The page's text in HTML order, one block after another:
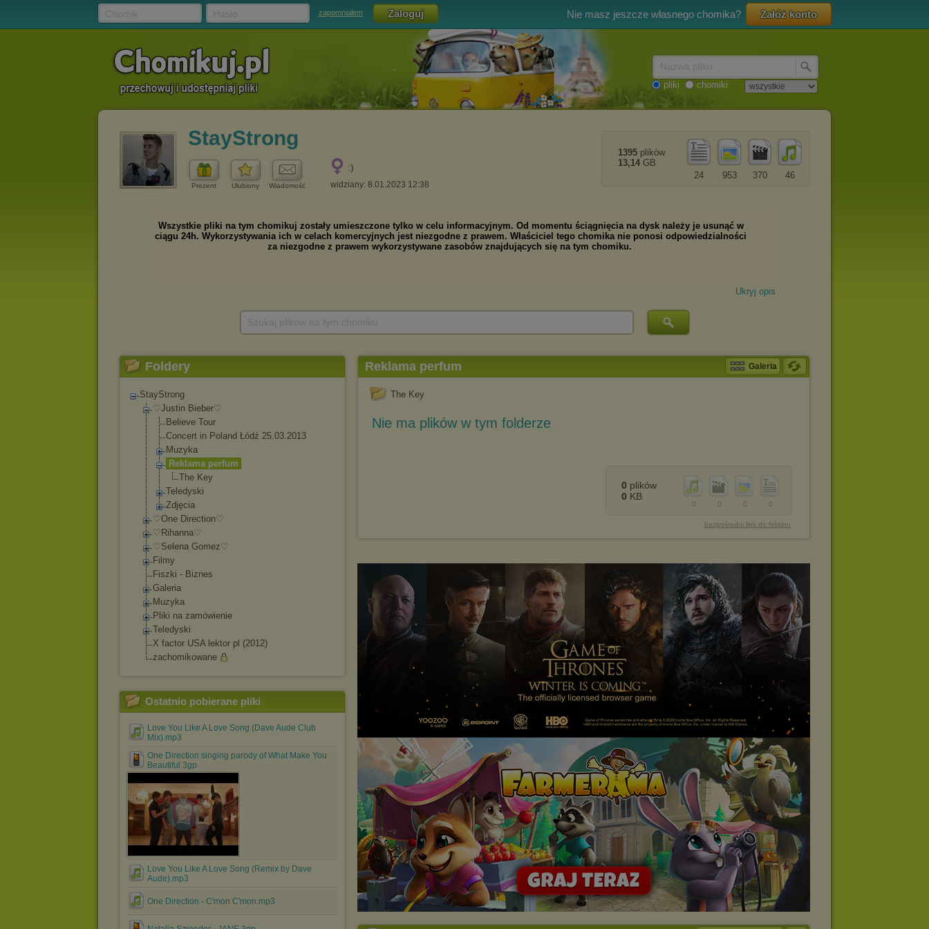
zapomniałem Nie masz jeszcze własnego chomika? Załóż konto
pliki chomiki
StayStrong
Prezent Ulubiony Wiadomość
:)
widziany: 8.01.2023 12:38
46
370
953
24
1395 plików
13,14 GB
Ukryj opis
Foldery
StayStrong
♡Justin Bieber♡
Believe Tour
Concert in Poland Łódź 25.03.2013
Muzyka
Reklama perfum
The Key
Teledyski
Zdjęcia
♡One Direction♡
♡Rihanna♡
♡Selena Gomez♡
Filmy
Fiszki - Biznes
Galeria
Muzyka
Pliki na zamówienie
Teledyski
X factor USA lektor pl (2012)
zachomikowane
Ostatnio pobierane pliki
Love You Like A Love Song (Dave Aude Club
Mix).mp3
One Direction singing parody of What Make You
Beautiful.3gp
Love You Like A Love Song (Remix by Dave
Aude).mp3
One Direction - C'mon C'mon.mp3
Reklama perfum Galeria
The Key
Nie ma plików w tym folderze
0
0
0
0
0 plików
0 KB
bezpośredni link do folderu